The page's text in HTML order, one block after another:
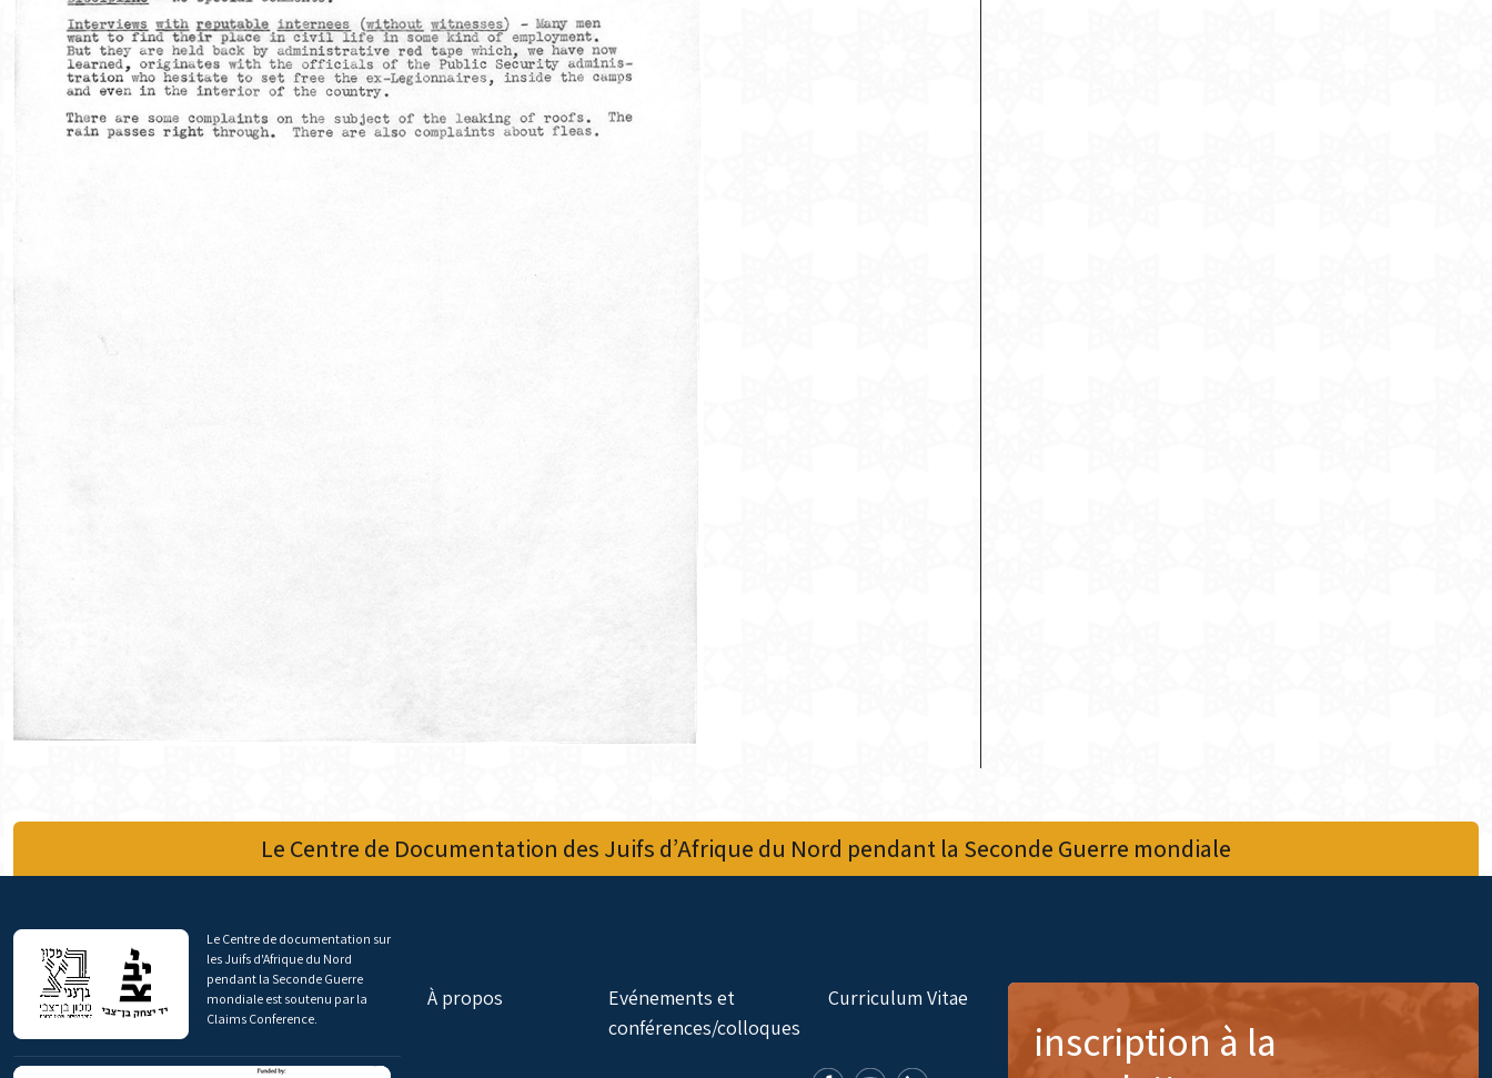
Le Centre de Documentation des Juifs d’Afrique du Nord pendant la Seconde Guerre mondiale
Le Centre de documentation sur
les Juifs d'Afrique du Nord
pendant la Seconde Guerre
mondiale est soutenu par la
Claims Conference.
À propos
Evénements et
conférences/colloques
Curriculum Vitae
inscription à la